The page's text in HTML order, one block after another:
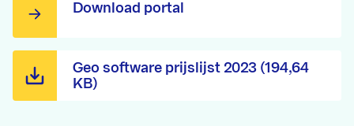
Download portal
Geo software prijslijst 2023 (194,64
KB)